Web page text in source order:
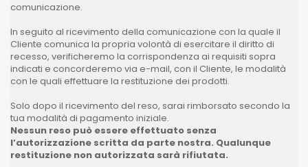
comunicazione.
In seguito al ricevimento della comunicazione con la quale il
Cliente comunica la propria volontà di esercitare il diritto di
recesso, verificheremo la corrispondenza ai requisiti sopra
indicati e concorderemo via e-mail, con il Cliente, le modalità
con le quali effettuare la restituzione dei prodotti.
Solo dopo il ricevimento del reso, sarai rimborsato secondo la
tua modalità di pagamento iniziale.
Nessun reso può essere effettuato senza
l’autorizzazione scritta da parte nostra. Qualunque
restituzione non autorizzata sarà rifiutata.